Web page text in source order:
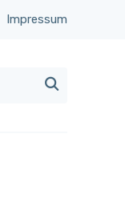
Impressum
